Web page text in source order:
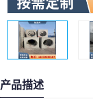
产品描述